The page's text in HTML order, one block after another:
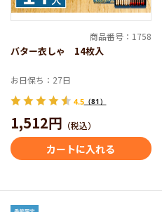
商品番号：1758
バター衣しゃ 14枚入
お日保ち：27日
4.5（81）
1,512円 （税込）
カートに入れる